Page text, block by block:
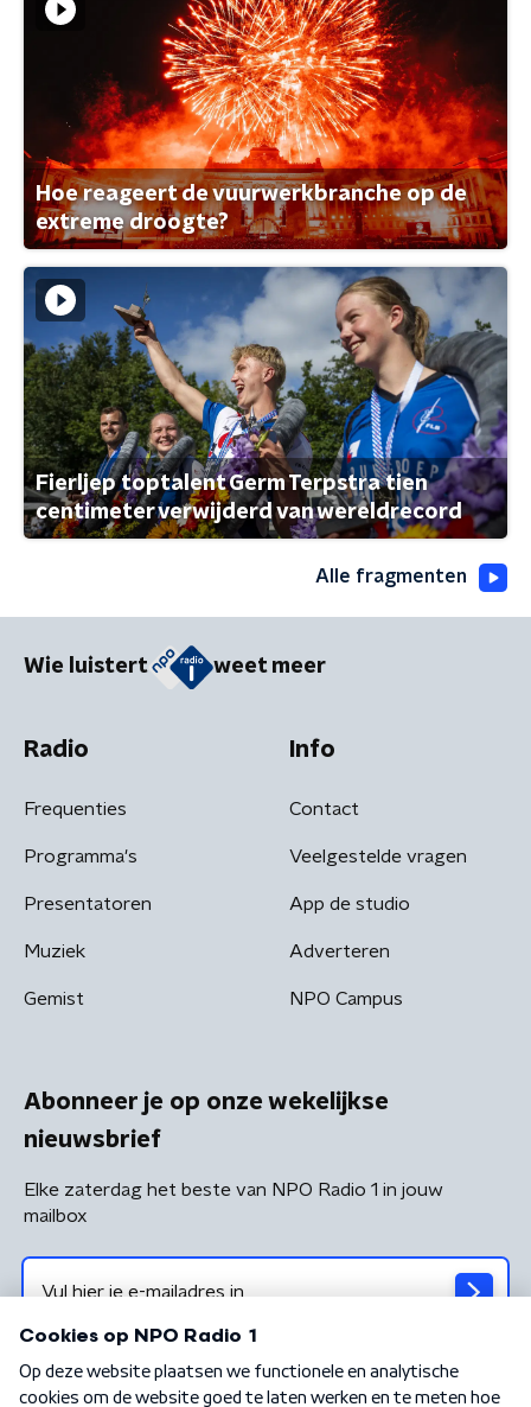
Hoe reageert de vuurwerkbranche op de
extreme droogte?
Fierljep toptalent Germ Terpstra tien
centimeter verwijderd van wereldrecord
Alle fragmenten
Wie luistert weet meer
Radio
Frequenties
Programma's
Presentatoren
Muziek
Gemist
Info
Contact
Veelgestelde vragen
App de studio
Adverteren
NPO Campus
Abonneer je op onze wekelijkse
nieuwsbrief
Elke zaterdag het beste van NPO Radio 1 in jouw
mailbox